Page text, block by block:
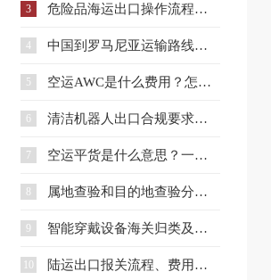
3 危险品海运出口操作流程与注意事项全解析
4 中国到罗马尼亚运输路线详解与企业选择策略
5 空运AWC是什么费用？怎么收？和AWA有什么区别？
6 清洁机器人出口合规要求、流程与注意事项全解析
7 空运平货是什么意思？一文讲清计费规则及与重货、泡货的区别
8 属地查验和目的地查验分别是什么？一文看懂两者区别
9 智能穿戴设备海关归类及出口合规指南
10 陆运出口报关流程、费用及核心文件全解析